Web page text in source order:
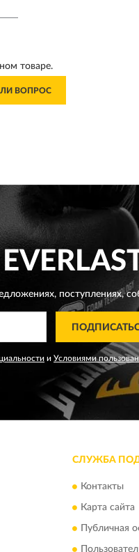
товаре.
ВОПРОС
поступлениях,
и Условиями
СЛУЖБА
Контакты
Карта сайта
Публичная